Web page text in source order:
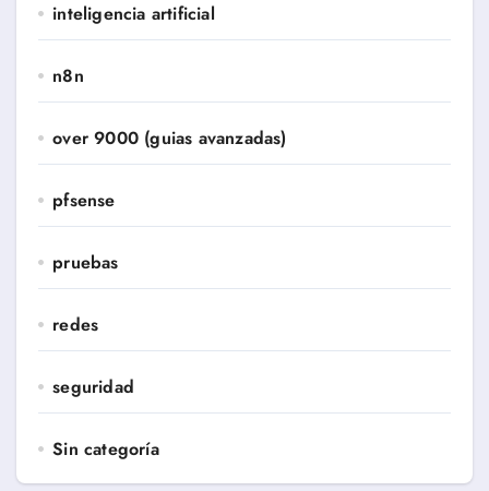
inteligencia artificial
n8n
over 9000 (guias avanzadas)
pfsense
pruebas
redes
seguridad
Sin categoría